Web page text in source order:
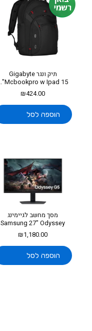
תיק ונגר Gigabyte
Mcbookpro w Ipad 15"...
₪424.00
הוספה לסל
מסך מחשב לגיימינג
Samsung 27" Odyssey
G5...
₪1,180.00
הוספה לסל